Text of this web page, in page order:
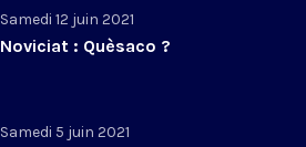
Samedi 12 juin 2021
Noviciat : Quèsaco ?
Samedi 5 juin 2021